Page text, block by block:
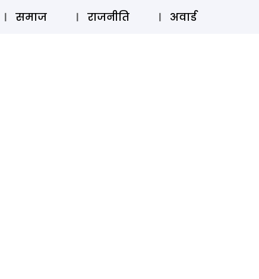
लॉग इन ⚲ SUBSCRIBE
समाज राजनीति अवार्ड